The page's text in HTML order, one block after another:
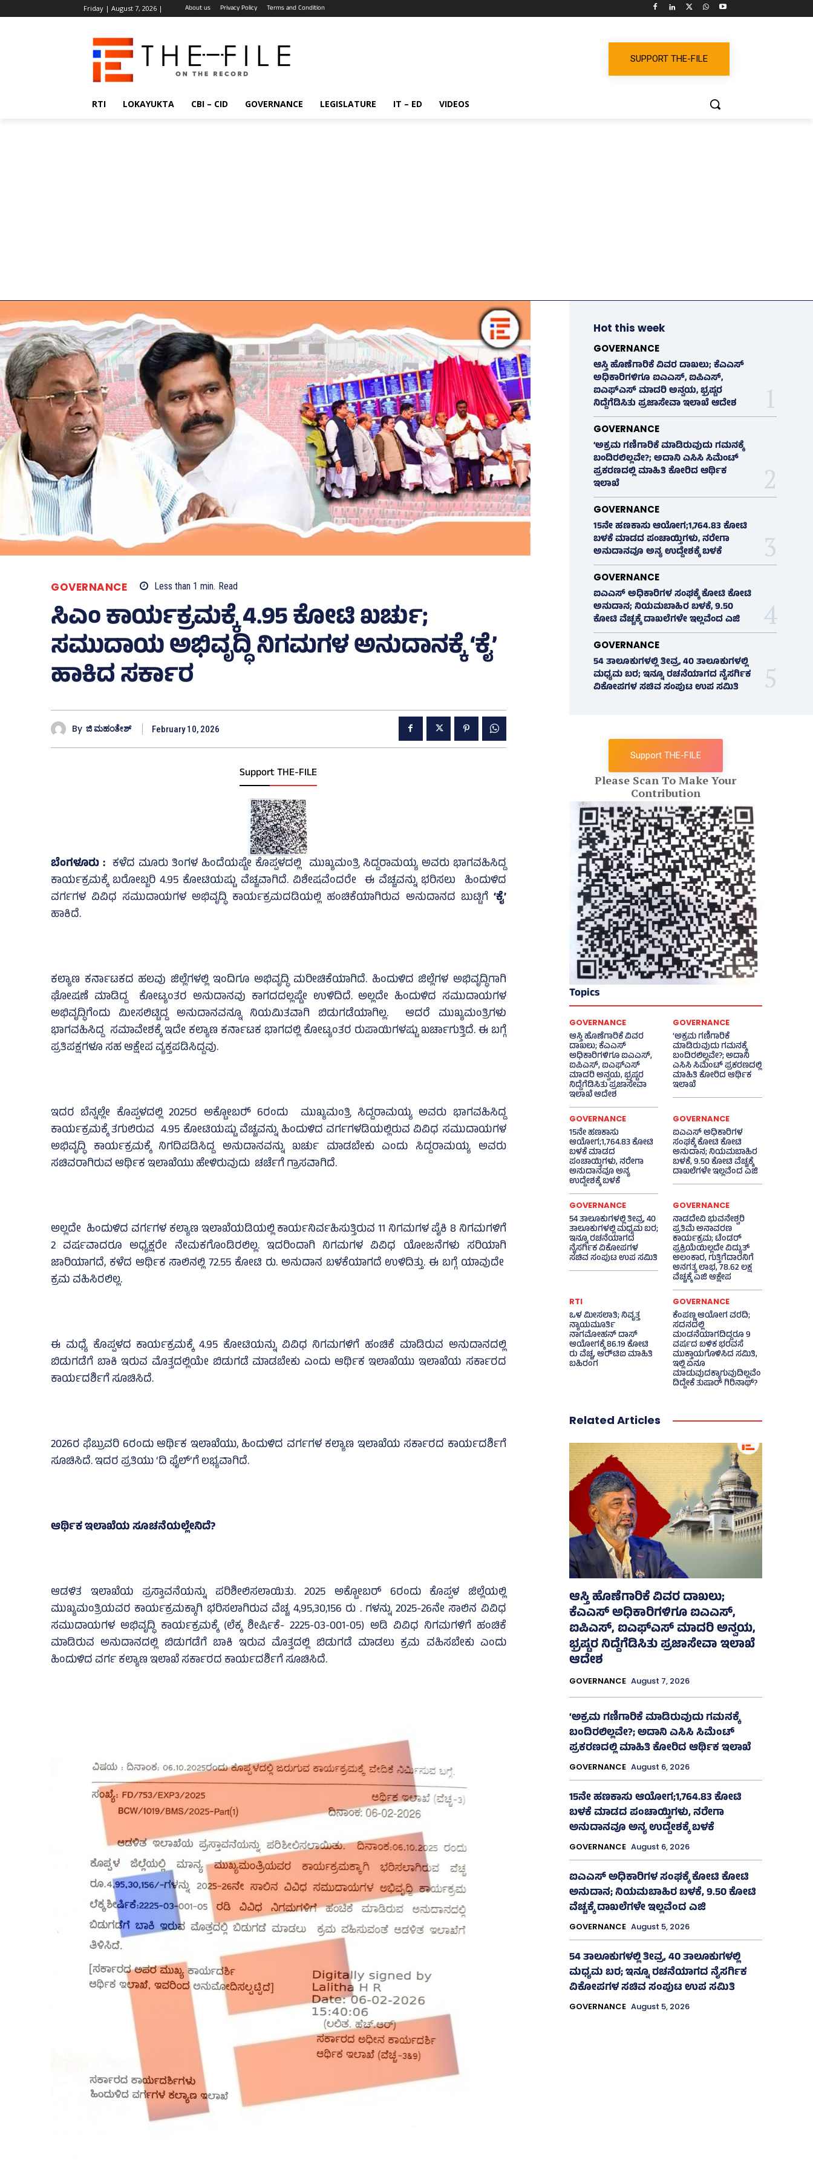
Friday | August 7, 2026 | About us Privacy Policy Terms and Condition
SUPPORT THE-FILE
RTI LOKAYUKTA CBI – CID GOVERNANCE LEGISLATURE IT – ED VIDEOS
GOVERNANCE Less than 1 min. Read
ಸಿಎಂ ಕಾರ್ಯಕ್ರಮಕ್ಕೆ 4.95 ಕೋಟಿ ಖರ್ಚು;
ಸಮುದಾಯ ಅಭಿವೃದ್ಧಿ ನಿಗಮಗಳ ಅನುದಾನಕ್ಕೆ ‘ಕೈ’
ಹಾಕಿದ ಸರ್ಕಾರ
By ಜಿ ಮಹಂತೇಶ್ February 10, 2026
Support THE-FILE
ಬೆಂಗಳೂರು : ಕಳೆದ ಮೂರು ತಿಂಗಳ ಹಿಂದೆಯಷ್ಟೇ ಕೊಪ್ಪಳದಲ್ಲಿ ಮುಖ್ಯಮಂತ್ರಿ ಸಿದ್ದರಾಮಯ್ಯ ಅವರು ಭಾಗವಹಿಸಿದ್ದ
ಕಾರ್ಯಕ್ರಮಕ್ಕೆ ಬರೋಬ್ಬರಿ 4.95 ಕೋಟಿಯಷ್ಟು ವೆಚ್ಚವಾಗಿದೆ. ವಿಶೇಷವೆಂದರೇ ಈ ವೆಚ್ಚವನ್ನು ಭರಿಸಲು ಹಿಂದುಳಿದ
ವರ್ಗಗಳ ವಿವಿಧ ಸಮುದಾಯಗಳ ಅಭಿವೃದ್ಧಿ ಕಾರ್ಯಕ್ರಮದಡಿಯಲ್ಲಿ ಹಂಚಿಕೆಯಾಗಿರುವ ಅನುದಾನದ ಬುಟ್ಟಿಗೆ ‘ಕೈ’
ಹಾಕಿದೆ.
ಕಲ್ಯಾಣ ಕರ್ನಾಟಕದ ಹಲವು ಜಿಲ್ಲೆಗಳಲ್ಲಿ ಇಂದಿಗೂ ಅಭಿವೃದ್ಧಿ ಮರೀಚಿಕೆಯಾಗಿದೆ. ಹಿಂದುಳಿದ ಜಿಲ್ಲೆಗಳ ಅಭಿವೃದ್ಧಿಗಾಗಿ
ಘೋಷಣೆ ಮಾಡಿದ್ದ ಕೋಟ್ಯಂತರ ಅನುದಾನವು ಕಾಗದದಲ್ಲಷ್ಟೇ ಉಳಿದಿದೆ. ಅಲ್ಲದೇ ಹಿಂದುಳಿದ ಸಮುದಾಯಗಳ
ಅಭಿವೃದ್ಧಿಗೆಂದು ಮೀಸಲಿಟ್ಟಿದ್ದ ಅನುದಾನವನ್ನೂ ನಿಯಮಿತವಾಗಿ ಬಿಡುಗಡೆಯಾಗಿಲ್ಲ. ಆದರೆ ಮುಖ್ಯಮಂತ್ರಿಗಳು
ಭಾಗವಹಿಸಿದ್ದ ಸಮಾವೇಶಕ್ಕೆ ಇದೇ ಕಲ್ಯಾಣ ಕರ್ನಾಟಕ ಭಾಗದಲ್ಲಿ ಕೋಟ್ಯಂತರ ರುಪಾಯಿಗಳಷ್ಟು ಖರ್ಚಾಗುತ್ತಿದೆ. ಈ ಬಗ್ಗೆ
ಪ್ರತಿಪಕ್ಷಗಳೂ ಸಹ ಆಕ್ಷೇಪ ವ್ಯಕ್ತಪಡಿಸಿದ್ದವು.
ಇದರ ಬೆನ್ನಲ್ಲೇ ಕೊಪ್ಪಳದಲ್ಲಿ 2025ರ ಅಕ್ಟೋಬರ್‍‌ 6ರಂದು ಮುಖ್ಯಮಂತ್ರಿ ಸಿದ್ದರಾಮಯ್ಯ ಅವರು ಭಾಗವಹಿಸಿದ್ದ
ಕಾರ್ಯಕ್ರಮಕ್ಕೆ ತಗುಲಿರುವ 4.95 ಕೋಟಿಯಷ್ಟು ವೆಚ್ಚವನ್ನು ಹಿಂದುಳಿದ ವರ್ಗಗಳಡಿಯಲ್ಲಿರುವ ವಿವಿಧ ಸಮುದಾಯಗಳ
ಅಭಿವೃದ್ಧಿ ಕಾರ್ಯಕ್ರಮಕ್ಕೆ ನಿಗದಿಪಡಿಸಿದ್ದ ಅನುದಾನವನ್ನು ಖರ್ಚು ಮಾಡಬೇಕು ಎಂದು ಸಿದ್ದರಾಮಯ್ಯ ಅವರು
ಸಚಿವರಾಗಿರುವ ಆರ್ಥಿಕ ಇಲಾಖೆಯು ಹೇಳಿರುವುದು ಚರ್ಚೆಗೆ ಗ್ರಾಸವಾಗಿದೆ.
ಅಲ್ಲದೇ ಹಿಂದುಳಿದ ವರ್ಗಗಳ ಕಲ್ಯಾಣ ಇಲಾಖೆಯಡಿಯಲ್ಲಿ ಕಾರ್ಯನಿರ್ವಹಿಸುತ್ತಿರುವ 11 ನಿಗಮಗಳ ಪೈಕಿ 8 ನಿಗಮಗಳಿಗೆ
2 ವರ್ಷವಾದರೂ ಅಧ್ಯಕ್ಷರೇ ನೇಮಕಗೊಂಡಿರಲಿಲ್ಲ. ಇದರಿಂದಾಗಿ ನಿಗಮಗಳ ವಿವಿಧ ಯೋಜನೆಗಳು ಸರಿಯಾಗಿ
ಜಾರಿಯಾಗದೆ, ಕಳೆದ ಆರ್ಥಿಕ ಸಾಲಿನಲ್ಲಿ 72.55 ಕೋಟಿ ರು. ಅನುದಾನ ಬಳಕೆಯಾಗದೆ ಉಳಿದಿತ್ತು. ಈ ಬಗ್ಗೆ ಯಾವುದೇ
ಕ್ರಮ ವಹಿಸಿರಲಿಲ್ಲ.
ಈ ಮಧ್ಯೆ ಕೊಪ್ಪಳದ ಕಾರ್ಯಕ್ರಮಕ್ಕೆ 4.95 ಕೋಟಿಯನ್ನು ವಿವಿಧ ನಿಗಮಗಳಿಗೆ ಹಂಚಿಕೆ ಮಾಡಿರುವ ಅನುದಾನದಲ್ಲಿ
ಬಿಡುಗಡೆಗೆ ಬಾಕಿ ಇರುವ ಮೊತ್ತದಲ್ಲಿಯೇ ಬಿಡುಗಡೆ ಮಾಡಬೇಕು ಎಂದು ಆರ್ಥಿಕ ಇಲಾಖೆಯು ಇಲಾಖೆಯ ಸರ್ಕಾರದ
ಕಾರ್ಯದರ್ಶಿಗೆ ಸೂಚಿಸಿದೆ.
2026ರ ಫೆಬ್ರುವರಿ 6ರಂದು ಆರ್ಥಿಕ ಇಲಾಖೆಯು, ಹಿಂದುಳಿದ ವರ್ಗಗಳ ಕಲ್ಯಾಣ ಇಲಾಖೆಯ ಸರ್ಕಾರದ ಕಾರ್ಯದರ್ಶಿಗೆ
ಸೂಚಿಸಿದೆ. ಇದರ ಪ್ರತಿಯು ‘ದಿ ಫೈಲ್‌’ಗೆ ಲಭ್ಯವಾಗಿದೆ.
ಆರ್ಥಿಕ ಇಲಾಖೆಯ ಸೂಚನೆಯಲ್ಲೇನಿದೆ?
ಆಡಳಿತ ಇಲಾಖೆಯ ಪ್ರಸ್ತಾವನೆಯನ್ನು ಪರಿಶೀಲಿಸಲಾಯಿತು. 2025 ಅಕ್ಟೋಬರ್ 6ರಂದು ಕೊಪ್ಪಳ ಜಿಲ್ಲೆಯಲ್ಲಿ
ಮುಖ್ಯಮಂತ್ರಿಯವರ ಕಾರ್ಯಕ್ರಮಕ್ಕಾಗಿ ಭರಿಸಲಾಗಿರುವ ವೆಚ್ಚ 4,95,30,156 ರು . ಗಳನ್ನು 2025-26ನೇ ಸಾಲಿನ ವಿವಿಧ
ಸಮುದಾಯಗಳ ಅಭಿವೃದ್ಧಿ ಕಾರ್ಯಕ್ರಮಕ್ಕೆ (ಲೆಕ್ಕ ಶೀರ್ಷಿಕೆ- 2225-03-001-05) ಅಡಿ ವಿವಿಧ ನಿಗಮಗಳಿಗೆ ಹಂಚಿಕೆ
ಮಾಡಿರುವ ಅನುದಾನದಲ್ಲಿ ಬಿಡುಗಡೆಗೆ ಬಾಕಿ ಇರುವ ಮೊತ್ತದಲ್ಲಿ ಬಿಡುಗಡೆ ಮಾಡಲು ಕ್ರಮ ವಹಿಸಬೇಕು ಎಂದು
ಹಿಂದುಳಿದ ವರ್ಗ ಕಲ್ಯಾಣ ಇಲಾಖೆ ಸರ್ಕಾರದ ಕಾರ್ಯದರ್ಶಿಗೆ ಸೂಚಿಸಿದೆ.
Hot this week
GOVERNANCE
ಆಸ್ತಿ ಹೊಣೆಗಾರಿಕೆ ವಿವರ ದಾಖಲು; ಕೆಎಎಸ್
ಅಧಿಕಾರಿಗಳಿಗೂ ಐಎಎಸ್‌, ಐಪಿಎಸ್‌,
ಐಎಫ್‌ಎಸ್‌ ಮಾದರಿ ಅನ್ವಯ, ಭ್ರಷ್ಟರ
ನಿದ್ದೆಗೆಡಿಸಿತು ಪ್ರಜಾಸೇವಾ ಇಲಾಖೆ ಆದೇಶ
GOVERNANCE
‘ಅಕ್ರಮ ಗಣಿಗಾರಿಕೆ ಮಾಡಿರುವುದು ಗಮನಕ್ಕೆ
ಬಂದಿರಲಿಲ್ಲವೇ?; ಅದಾನಿ ಎಸಿಸಿ ಸಿಮೆಂಟ್
ಪ್ರಕರಣದಲ್ಲಿ ಮಾಹಿತಿ ಕೋರಿದ ಆರ್ಥಿಕ
ಇಲಾಖೆ
GOVERNANCE
15ನೇ ಹಣಕಾಸು ಆಯೋಗ;1,764.83 ಕೋಟಿ
ಬಳಕೆ ಮಾಡದ ಪಂಚಾಯ್ತಿಗಳು, ನರೇಗಾ
ಅನುದಾನವೂ ಅನ್ಯ ಉದ್ದೇಶಕ್ಕೆ ಬಳಕೆ
GOVERNANCE
ಐಎಎಸ್‌ ಅಧಿಕಾರಿಗಳ ಸಂಘಕ್ಕೆ ಕೋಟಿ ಕೋಟಿ
ಅನುದಾನ; ನಿಯಮಬಾಹಿರ ಬಳಕೆ, 9.50
ಕೋಟಿ ವೆಚ್ಚಕ್ಕೆ ದಾಖಲೆಗಳೇ ಇಲ್ಲವೆಂದ ಎಜಿ
GOVERNANCE
54 ತಾಲೂಕುಗಳಲ್ಲಿ ತೀವ್ರ, 40 ತಾಲೂಕುಗಳಲ್ಲಿ
ಮಧ್ಯಮ ಬರ; ಇನ್ನೂ ರಚನೆಯಾಗದ ನೈಸರ್ಗಿಕ
ವಿಕೋಪಗಳ ಸಚಿವ ಸಂಪುಟ ಉಪ ಸಮಿತಿ
Support THE-FILE
Please Scan To Make Your
Contribution
Topics
GOVERNANCE
ಆಸ್ತಿ ಹೊಣೆಗಾರಿಕೆ ವಿವರ
ದಾಖಲು; ಕೆಎಎಸ್
ಅಧಿಕಾರಿಗಳಿಗೂ ಐಎಎಸ್‌,
ಐಪಿಎಸ್‌, ಐಎಫ್‌ಎಸ್‌
ಮಾದರಿ ಅನ್ವಯ, ಭ್ರಷ್ಟರ
ನಿದ್ದೆಗೆಡಿಸಿತು ಪ್ರಜಾಸೇವಾ
ಇಲಾಖೆ ಆದೇಶ
GOVERNANCE
‘ಅಕ್ರಮ ಗಣಿಗಾರಿಕೆ
ಮಾಡಿರುವುದು ಗಮನಕ್ಕೆ
ಬಂದಿರಲಿಲ್ಲವೇ?; ಅದಾನಿ
ಎಸಿಸಿ ಸಿಮೆಂಟ್ ಪ್ರಕರಣದಲ್ಲಿ
ಮಾಹಿತಿ ಕೋರಿದ ಆರ್ಥಿಕ
ಇಲಾಖೆ
GOVERNANCE
15ನೇ ಹಣಕಾಸು
ಆಯೋಗ;1,764.83 ಕೋಟಿ
ಬಳಕೆ ಮಾಡದ
ಪಂಚಾಯ್ತಿಗಳು, ನರೇಗಾ
ಅನುದಾನವೂ ಅನ್ಯ
ಉದ್ದೇಶಕ್ಕೆ ಬಳಕೆ
GOVERNANCE
ಐಎಎಸ್‌ ಅಧಿಕಾರಿಗಳ
ಸಂಘಕ್ಕೆ ಕೋಟಿ ಕೋಟಿ
ಅನುದಾನ; ನಿಯಮಬಾಹಿರ
ಬಳಕೆ, 9.50 ಕೋಟಿ ವೆಚ್ಚಕ್ಕೆ
ದಾಖಲೆಗಳೇ ಇಲ್ಲವೆಂದ ಎಜಿ
GOVERNANCE
54 ತಾಲೂಕುಗಳಲ್ಲಿ ತೀವ್ರ, 40
ತಾಲೂಕುಗಳಲ್ಲಿ ಮಧ್ಯಮ ಬರ;
ಇನ್ನೂ ರಚನೆಯಾಗದ
ನೈಸರ್ಗಿಕ ವಿಕೋಪಗಳ
ಸಚಿವ ಸಂಪುಟ ಉಪ ಸಮಿತಿ
GOVERNANCE
ನಾಡದೇವಿ ಭುವನೇಶ್ವರಿ
ಪ್ರತಿಮೆ ಅನಾವರಣ
ಕಾರ್ಯಕ್ರಮ; ಟೆಂಡರ್
ಪ್ರಕ್ರಿಯೆಯಿಲ್ಲದೇ ವಿದ್ಯುತ್‌
ಅಲಂಕಾರ, ಗುತ್ತಿಗೆದಾರನಿಗೆ
ಅನಗತ್ಯ ಲಾಭ, 78.62 ಲಕ್ಷ
ವೆಚ್ಚಕ್ಕೆ ಎಜಿ ಆಕ್ಷೇಪ
RTI
ಒಳ ಮೀಸಲಾತಿ; ನಿವೃತ್ತ
ನ್ಯಾಯಮೂರ್ತಿ
ನಾಗಮೋಹನ್ ದಾಸ್
ಆಯೋಗಕ್ಕೆ 86.19 ಕೋಟಿ
ರು ವೆಚ್ಚ, ಆರ್‍‌ಟಿಐ ಮಾಹಿತಿ
ಬಹಿರಂಗ
GOVERNANCE
ಕೆಂಪಣ್ಣ ಆಯೋಗ ವರದಿ;
ಸದನದಲ್ಲಿ
ಮಂಡನೆಯಾಗದಿದ್ದರೂ 9
ವರ್ಷದ ಬಳಿಕ ಭರವಸೆ
ಮುಕ್ತಾಯಗೊಳಿಸಿದ ಸಮಿತಿ,
ಇಲ್ಲಿ ಏನೂ
ಮಾಡುವುದಕ್ಕಾಗುವುದಿಲ್ಲವೆಂ
ದಿದ್ದೇಕೆ ತುಷಾರ್ ಗಿರಿನಾಥ್?
Related Articles
ಆಸ್ತಿ ಹೊಣೆಗಾರಿಕೆ ವಿವರ ದಾಖಲು;
ಕೆಎಎಸ್ ಅಧಿಕಾರಿಗಳಿಗೂ ಐಎಎಸ್‌,
ಐಪಿಎಸ್‌, ಐಎಫ್‌ಎಸ್‌ ಮಾದರಿ ಅನ್ವಯ,
ಭ್ರಷ್ಟರ ನಿದ್ದೆಗೆಡಿಸಿತು ಪ್ರಜಾಸೇವಾ ಇಲಾಖೆ
ಆದೇಶ
GOVERNANCE August 7, 2026
‘ಅಕ್ರಮ ಗಣಿಗಾರಿಕೆ ಮಾಡಿರುವುದು ಗಮನಕ್ಕೆ
ಬಂದಿರಲಿಲ್ಲವೇ?; ಅದಾನಿ ಎಸಿಸಿ ಸಿಮೆಂಟ್
ಪ್ರಕರಣದಲ್ಲಿ ಮಾಹಿತಿ ಕೋರಿದ ಆರ್ಥಿಕ ಇಲಾಖೆ
GOVERNANCE August 6, 2026
15ನೇ ಹಣಕಾಸು ಆಯೋಗ;1,764.83 ಕೋಟಿ
ಬಳಕೆ ಮಾಡದ ಪಂಚಾಯ್ತಿಗಳು, ನರೇಗಾ
ಅನುದಾನವೂ ಅನ್ಯ ಉದ್ದೇಶಕ್ಕೆ ಬಳಕೆ
GOVERNANCE August 6, 2026
ಐಎಎಸ್‌ ಅಧಿಕಾರಿಗಳ ಸಂಘಕ್ಕೆ ಕೋಟಿ ಕೋಟಿ
ಅನುದಾನ; ನಿಯಮಬಾಹಿರ ಬಳಕೆ, 9.50 ಕೋಟಿ
ವೆಚ್ಚಕ್ಕೆ ದಾಖಲೆಗಳೇ ಇಲ್ಲವೆಂದ ಎಜಿ
GOVERNANCE August 5, 2026
54 ತಾಲೂಕುಗಳಲ್ಲಿ ತೀವ್ರ, 40 ತಾಲೂಕುಗಳಲ್ಲಿ
ಮಧ್ಯಮ ಬರ; ಇನ್ನೂ ರಚನೆಯಾಗದ ನೈಸರ್ಗಿಕ
ವಿಕೋಪಗಳ ಸಚಿವ ಸಂಪುಟ ಉಪ ಸಮಿತಿ
GOVERNANCE August 5, 2026